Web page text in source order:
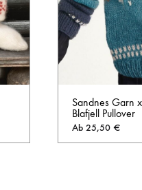
Sandnes Garn
Blafjell Pullover
Ab 25,50 €